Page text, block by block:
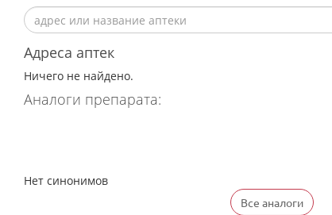
Адреса аптек
Ничего не найдено.
Аналоги препарата:
Нет синонимов
Все аналоги